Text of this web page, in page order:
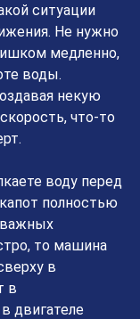
ситуации
Не нужно
медленно,
воды.
некую
что-то
воду перед
полностью
важных
то машина
в
в
двигателе